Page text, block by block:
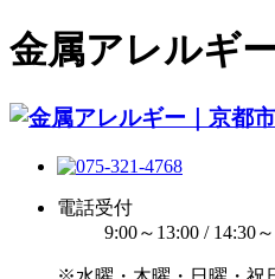
金属アレルギ
電話受付
9:00～13:00 / 14:30